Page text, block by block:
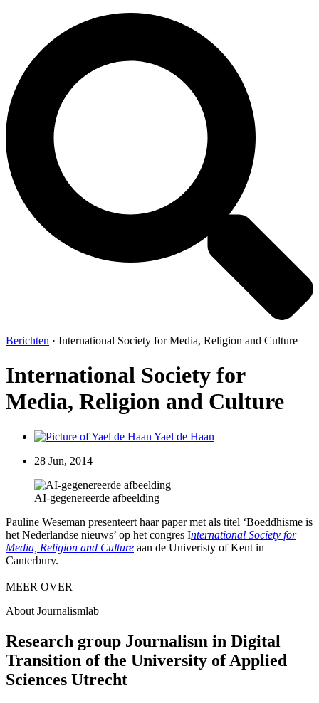
Berichten · International Society for Media, Religion and Culture
International Society for
Media, Religion and Culture
Yael de Haan
28 Jun, 2014
AI-gegenereerde afbeelding
Pauline Weseman presenteert haar paper met als titel ‘Boeddhisme is
het Nederlandse nieuws’ op het congres International Society for
Media, Religion and Culture aan de Univeristy of Kent in
Canterbury.
MEER OVER
About Journalismlab
Research group Journalism in Digital
Transition of the University of Applied
Sciences Utrecht